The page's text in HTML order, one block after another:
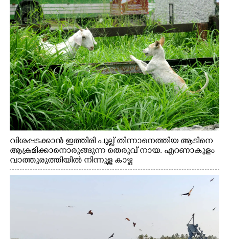
വിശപ്പടക്കാൻ ഇത്തിരി പുല്ല് തിന്നാനെത്തിയ ആടിനെ
ആക്രമിക്കാനൊരുങ്ങുന്ന തെരുവ് നായ. എറണാകുളം
വാത്തുരുത്തിയിൽ നിന്നുള്ള കാഴ്ച